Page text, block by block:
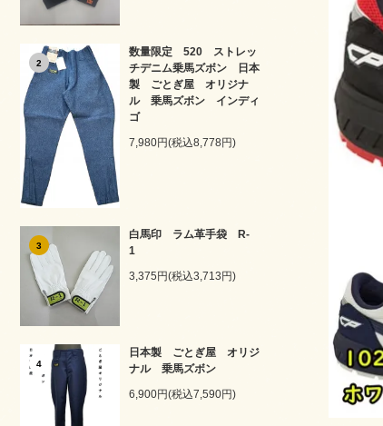
2
数量限定 520 ストレッ
チデニム乗馬ズボン 日本
製 ごとぎ屋 オリジナ
ル 乗馬ズボン インディ
ゴ
7,980円(税込8,778円)
3
白馬印 ラム革手袋 R-
1
3,375円(税込3,713円)
4
日本製 ごとぎ屋 オリジ
ナル 乗馬ズボン
6,900円(税込7,590円)